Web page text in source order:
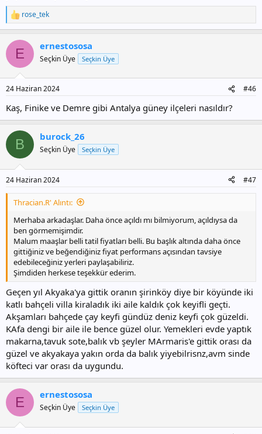
T
e
k
l
:
rose_tek
E ernestososa
Seçkin Üye Seçkin Üye
24 Haziran 2024 #46
Kaş, Finike ve Demre gibi Antalya güney ilçeleri nasıldır?
B burock_26
Seçkin Üye Seçkin Üye
24 Haziran 2024 #47
Thracian.R' Alıntı:
Merhaba arkadaşlar. Daha önce açıldı mı bilmiyorum, açıldıysa da
ben görmemişimdir.
Malum maaşlar belli tatil fiyatları belli. Bu başlık altında daha önce
gittiğiniz ve beğendiğiniz fiyat performans açısından tavsiye
edebileceğiniz yerleri paylaşabiliriz.
Şimdiden herkese teşekkür ederim.
Geçen yıl Akyaka'ya gittik oranın şirinköy diye bir köyünde iki
katlı bahçeli villa kiraladık iki aile kaldık çok keyifli geçti.
Akşamları bahçede çay keyfi gündüz deniz keyfi çok güzeldi.
KAfa dengi bir aile ile bence güzel olur. Yemekleri evde yaptık
makarna,tavuk sote,balık vb şeyler MArmaris'e gittik orası da
güzel ve akyakaya yakın orda da balık yiyebilrisnz,avm sinde
köfteci var orası da uygundu.
E ernestososa
Seçkin Üye Seçkin Üye